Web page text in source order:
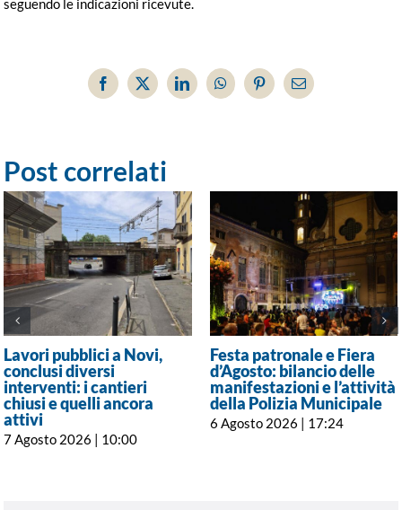
seguendo le indicazioni ricevute.
Facebook
X LinkedInWhatsAppPinterestEmail
Post correlati
Lavori pubblici a Novi,
conclusi diversi
interventi: i cantieri
chiusi e quelli ancora
attivi
7 Agosto 2026 | 10:00
Festa patronale e Fiera
d’Agosto: bilancio delle
manifestazioni e l’attività
della Polizia Municipale
6 Agosto 2026 | 17:24